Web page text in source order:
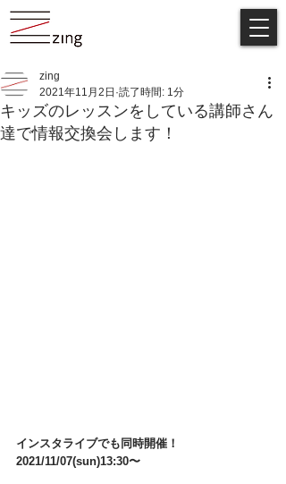
キッズのレッスンをしている講師さん
達で情報交換会します！
zing
2021年11月2日 読了時間: 1分
インスタライブでも同時開催！
2021/11/07(sun)13:30〜